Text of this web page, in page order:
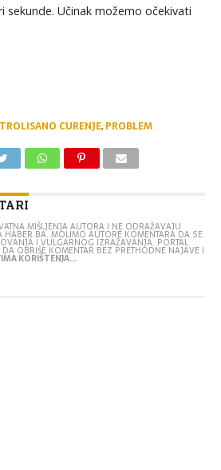
sekunde. Učinak možemo očekivati
CURENJE, PROBLEM
MIŠLJENJA AUTORA I NE ODRAŽAVAJU
HABER.BA. MOLIMO AUTORE KOMENTARA DA SE
I VULGARNOG IZRAŽAVANJA. PORTAL
OBRIŠE KOMENTAR BEZ PRETHODNE NAJAVE I
KORIŠTENJA...